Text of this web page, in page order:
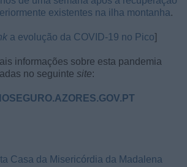
existentes na ilha montanha.
a evolução da COVID-19 no Pico]
informações sobre esta pandemia
no seguinte site:
Casa da Misericórdia da Madalena